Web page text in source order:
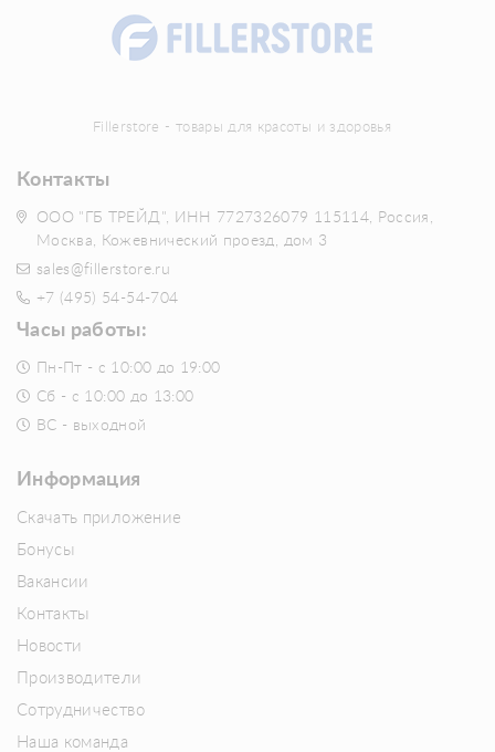
Fillerstore - товары для красоты и здоровья
Контакты
ООО "ГБ ТРЕЙД", ИНН 7727326079 115114, Россия,
Москва, Кожевнический проезд, дом 3
sales@fillerstore.ru
+7 (495) 54-54-704
Часы работы:
Пн-Пт - с 10:00 до 19:00
Сб - с 10:00 до 13:00
ВС - выходной
Информация
Скачать приложение
Бонусы
Вакансии
Контакты
Новости
Производители
Сотрудничество
Наша команда